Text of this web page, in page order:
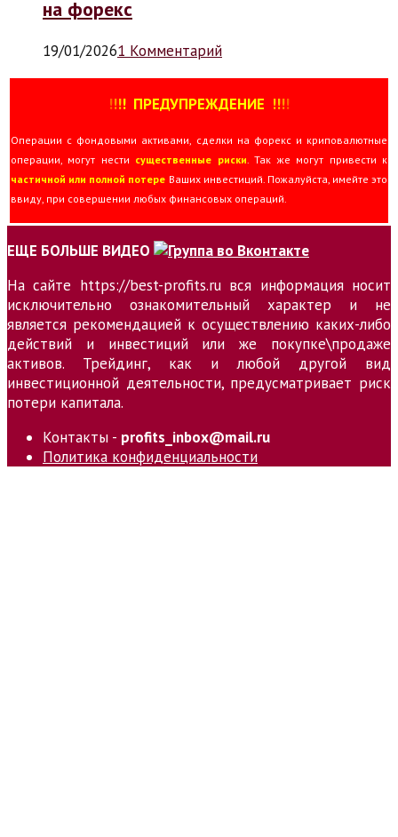
на форекс
19/01/20261 Комментарий
!!!! ПРЕДУПРЕЖДЕНИЕ !!!!
Операции с фондовыми активами, сделки на форекс и криповалютные
операции, могут нести существенные риски. Так же могут привести к
частичной или полной потере Ваших инвестиций. Пожалуйста, имейте это
ввиду, при совершении любых финансовых операций.
ЕЩЕ БОЛЬШЕ ВИДЕО
На сайте https://best-profits.ru вся информация носит
исключительно ознакомительный характер и не
является рекомендацией к осуществлению каких-либо
действий и инвестиций или же покупке\продаже
активов. Трейдинг, как и любой другой вид
инвестиционной деятельности, предусматривает риск
потери капитала.
Контакты - profits_inbox@mail.ru
Политика конфиденциальности